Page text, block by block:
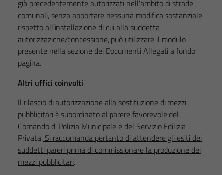
già precedentemente autorizzati nell'ambito di strade
comunali, senza apportare nessuna modifica sostanziale
rispetto all’installazione di cui alla suddetta
autorizzazione/concessione, può utilizzare il modulo
presente nella sezione dei Documenti Allegati a fondo
pagina.
Altri uffici coinvolti
Il rilascio di autorizzazione alla sostituzione di mezzi
pubblicitari è subordinato al parere favorevole del
Comando di Polizia Municipale e del Servizio Edilizia
Privata. Si raccomanda pertanto di attendere gli esiti dei
suddetti pareri prima di commissionare la produzione dei
mezzi pubblicitari.